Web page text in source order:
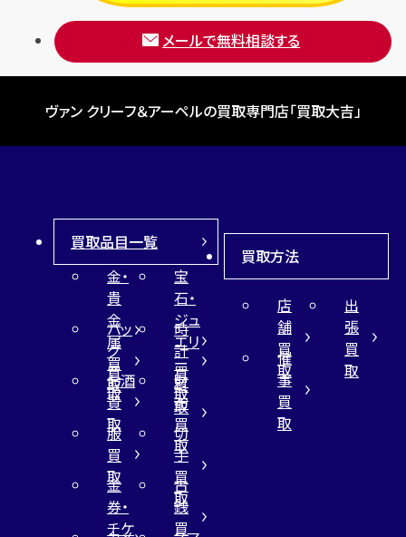
メールで無料相談する
ヴァン クリーフ＆アーペルの買取専門店「買取大吉」
買取品目一覧
金・
貴
金
属
買
取
宝
石・
ジュ
エリ
ー
買
取
バッ
グ
買
取
時
計
買
取
お酒
買
取
財
布
買
取
服
買
取
切
手
買
取
金
券・
チケ
古
銭
買
買取方法
店
舗
買
取
出
張
買
取
催
事
買
取